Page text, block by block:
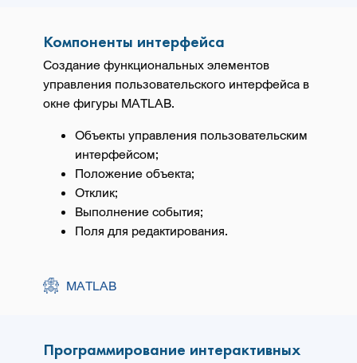
Компоненты интерфейса
Создание функциональных элементов
управления пользовательского интерфейса в
окне фигуры MATLAB.
Объекты управления пользовательским
интерфейсом;
Положение объекта;
Отклик;
Выполнение события;
Поля для редактирования.
MATLAB
Программирование интерактивных